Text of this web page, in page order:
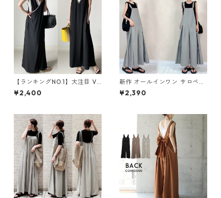
【ランキングNO.1】大注目 V
ネック ノースリーブ ワンピー
ス m-738
¥2,400
新作 オールインワン サロペッ
トパンツ m-462
¥2,390